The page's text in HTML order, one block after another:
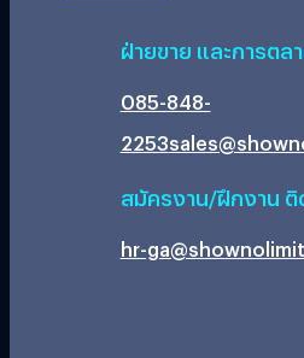
ฝ่ายขาย และการตล
085-848-
2253
สมัครงาน/ฝึกงาน ติ
hr-